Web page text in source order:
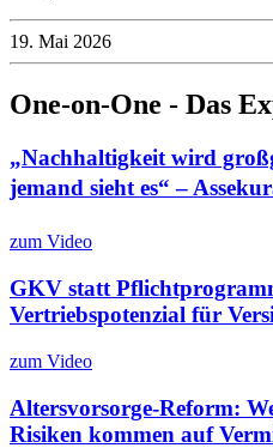
19. Mai 2026
One-on-One - Das
„Nachhaltigkeit wird
jemand sieht es“ –
zum Video
GKV statt
Vertriebspotenzial für
zum Video
Altersvorsorge-Reform:
Risiken kommen auf